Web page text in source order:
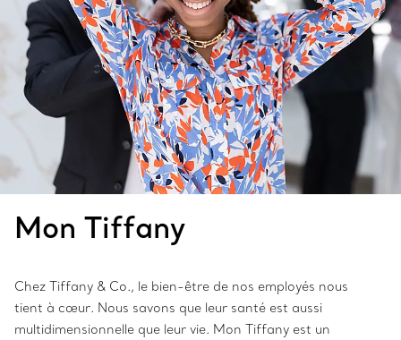
Mon Tiffany
Chez Tiffany & Co., le bien-être de nos employés nous
tient à cœur. Nous savons que leur santé est aussi
multidimensionnelle que leur vie. Mon Tiffany est un